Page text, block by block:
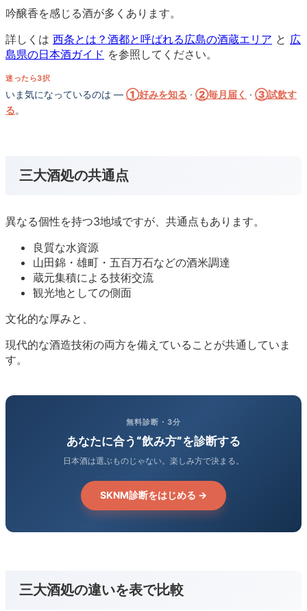
吟醸香を感じる酒が多くあります。
詳しくは 西条とは？酒都と呼ばれる広島の酒蔵エリア と 広
島県の日本酒ガイド を参照してください。
迷ったら3択
いま気になっているのは — ①好みを知る · ②毎月届く · ③試飲す
る。
三大酒処の共通点
異なる個性を持つ3地域ですが、共通点もあります。
良質な水資源
山田錦・雄町・五百万石などの酒米調達
蔵元集積による技術交流
観光地としての側面
文化的な厚みと、
現代的な酒造技術の両方を備えていることが共通していま
す。
無料診断・3分
あなたに合う“飲み方”を診断する
日本酒は選ぶものじゃない。楽しみ方で決まる。
SKNM診断をはじめる →
三大酒処の違いを表で比較